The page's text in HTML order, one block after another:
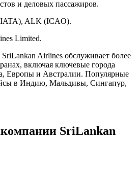
и деловых пассажиров.
ALK (ICAO).
Limited.
Airlines обслуживает более
включая ключевые города
Европы и Австралии. Популярные
в Индию, Мальдивы, Сингапур,
SriLankan